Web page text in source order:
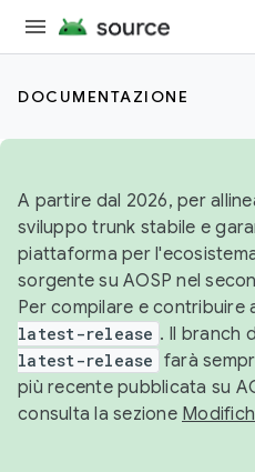
DOCUMENTAZIONE
A partire dal 2026, per
sviluppo trunk stabile e
piattaforma per
sorgente su AOSP nel
Per compilare e contribuire
latest-release . Il branch
latest-release farà
più recente pubblicata su
consulta la sezione